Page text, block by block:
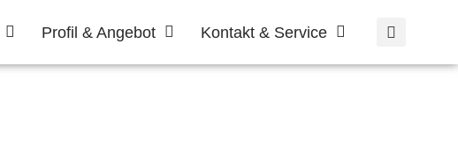
Profil & Angebot Kontakt & Service